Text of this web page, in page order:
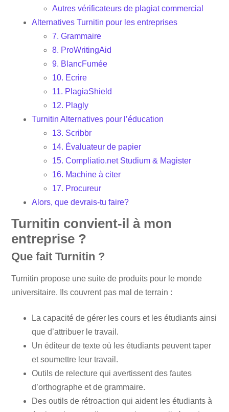
Autres vérificateurs de plagiat commercial
Alternatives Turnitin pour les entreprises
7. Grammaire
8. ProWritingAid
9. BlancFumée
10. Ecrire
11. PlagiaShield
12. Plagly
Turnitin Alternatives pour l’éducation
13. Scribbr
14. Évaluateur de papier
15. Compliatio.net Studium & Magister
16. Machine à citer
17. Procureur
Alors, que devrais-tu faire?
Turnitin convient-il à mon
entreprise ?
Que fait Turnitin ?
Turnitin propose une suite de produits pour le monde
universitaire. Ils couvrent pas mal de terrain :
La capacité de gérer les cours et les étudiants ainsi
que d’attribuer le travail.
Un éditeur de texte où les étudiants peuvent taper
et soumettre leur travail.
Outils de relecture qui avertissent des fautes
d’orthographe et de grammaire.
Des outils de rétroaction qui aident les étudiants à